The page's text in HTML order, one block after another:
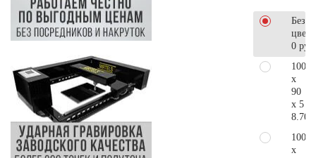
Без
0 руб.
100
x
90
x 5
100
x